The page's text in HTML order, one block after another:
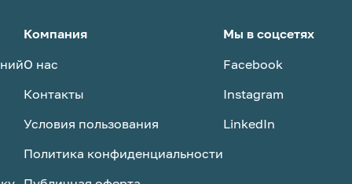
Компания
О нас
Контакты
Условия пользования
Политика конфиденциальности
Мы в соцсетях
Facebook
Instagram
LinkedIn